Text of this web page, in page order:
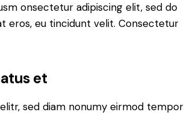
onsectetur adipiscing elit, sed do
eros, eu tincidunt velit. Consectetur
et
sed diam nonumy eirmod tempor